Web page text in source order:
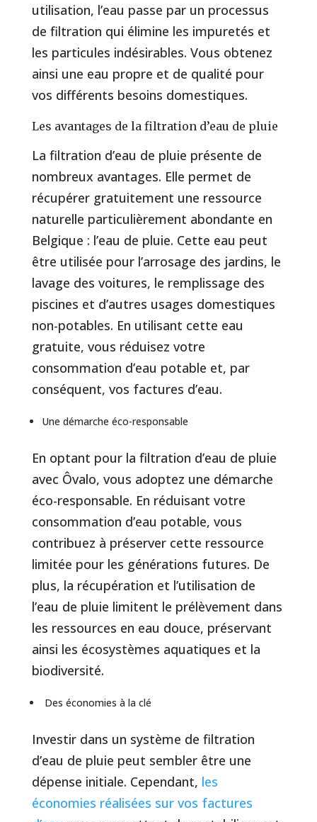
utilisation, l’eau passe par un processus
de filtration qui élimine les impuretés et
les particules indésirables. Vous obtenez
ainsi une eau propre et de qualité pour
vos différents besoins domestiques.
Les avantages de la filtration d’eau de pluie
La filtration d’eau de pluie présente de
nombreux avantages. Elle permet de
récupérer gratuitement une ressource
naturelle particulièrement abondante en
Belgique : l’eau de pluie. Cette eau peut
être utilisée pour l’arrosage des jardins, le
lavage des voitures, le remplissage des
piscines et d’autres usages domestiques
non-potables. En utilisant cette eau
gratuite, vous réduisez votre
consommation d’eau potable et, par
conséquent, vos factures d’eau.
Une démarche éco-responsable
En optant pour la filtration d’eau de pluie
avec Ôvalo, vous adoptez une démarche
éco-responsable. En réduisant votre
consommation d’eau potable, vous
contribuez à préserver cette ressource
limitée pour les générations futures. De
plus, la récupération et l’utilisation de
l’eau de pluie limitent le prélèvement dans
les ressources en eau douce, préservant
ainsi les écosystèmes aquatiques et la
biodiversité.
Des économies à la clé
Investir dans un système de filtration
d’eau de pluie peut sembler être une
dépense initiale. Cependant, les
économies réalisées sur vos factures